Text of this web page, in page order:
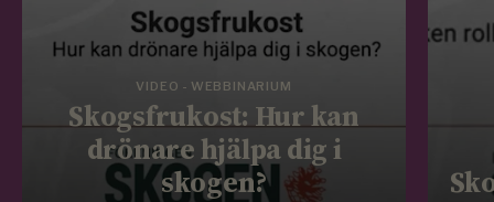
VIDEO - WEBBINARIUM
Skogsfrukost: Hur kan
drönare hjälpa dig i
skogen?